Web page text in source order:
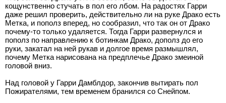
кощунственно стучать в пол его лбом. На радостях Гарри
даже решил проверить, действительно ли на руке Драко есть
Метка, и пополз вперед, но сообразил, что так он от Драко
почему-то только удаляется. Тогда Гарри развернулся и
пополз по направлению к ботинкам Драко, дополз до его
руки, закатал на ней рукав и долгое время размышлял,
почему Метка нарисована на предплечье Драко змеиной
головой вниз.
Над головой у Гарри Дамблдор, закончив вытирать пол
Пожирателями, тем временем бранился со Снейпом.